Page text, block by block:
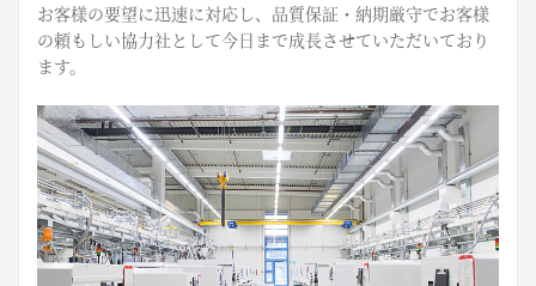
お客様の要望に迅速に対応し、品質保証・納期厳守でお客様
の頼もしい協力社として今日まで成長させていただいており
ます。